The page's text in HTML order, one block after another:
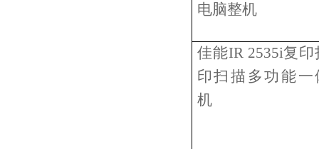
电脑整机
佳能IR 2535i复印
印扫描多功能一
机